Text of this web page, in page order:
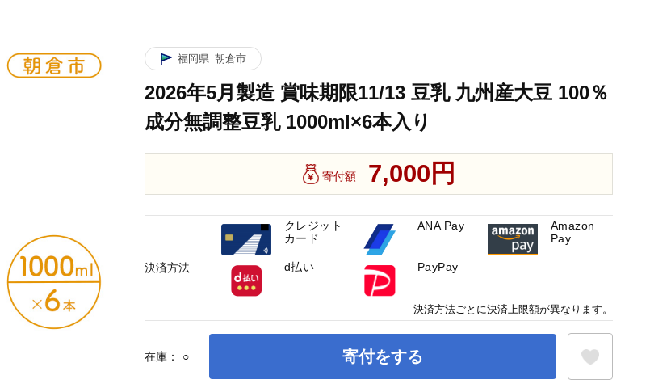
福岡県 朝倉市
2026年5月製造 賞味期限11/13 豆乳 九州産大豆 100％
成分無調整豆乳 1000ml×6本入り
寄付額 7,000円
在庫： ○ 寄付をする
決済方法
クレジット
カード
ANA Pay
Amazon
Pay
d払い PayPay
決済方法ごとに決済上限額が異なります。